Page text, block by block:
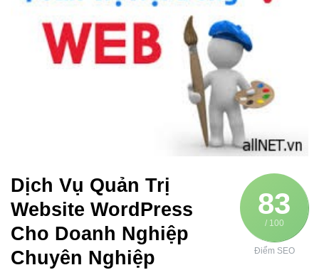
83
/ 100
Điểm SEO
Dịch Vụ Quản Trị
Website WordPress
Cho Doanh Nghiệp
Chuyên Nghiệp